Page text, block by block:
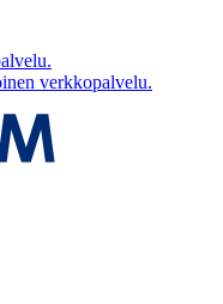
verkkopalvelu.